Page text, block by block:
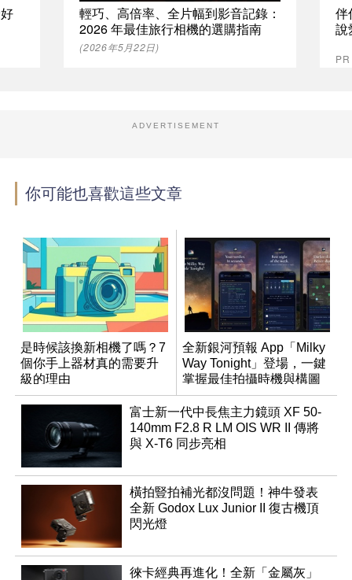
輕巧、高倍率、全片幅到影音記錄：
2026 年最佳旅行相機的選購指南
(2026年5月22日)
伴
說
ADVERTISEMENT
你可能也喜歡這些文章
是時候該換新相機了嗎？7
個你手上器材真的需要升
級的理由
全新銀河預報 App「Milky
Way Tonight」登場，一鍵
掌握最佳拍攝時機與構圖
富士新一代中長焦主力鏡頭 XF 50-
140mm F2.8 R LM OIS WR II 傳將
與 X-T6 同步亮相
橫拍豎拍補光都沒問題！神牛發表
全新 Godox Lux Junior II 復古機頂
閃光燈
徠卡經典再進化！全新「金屬灰」